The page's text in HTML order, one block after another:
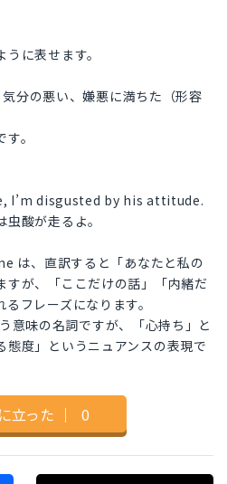
に表せます。
分の悪い、嫌悪に満ちた（形容
。
I’m disgusted by his attitude.
酸が走るよ。
、直訳すると「あなたと私の
すが、「ここだけの話」「内緒だ
フレーズになります。
味の名詞ですが、「心持ち」と
態度」というニュアンスの表現で
立った ｜ 0